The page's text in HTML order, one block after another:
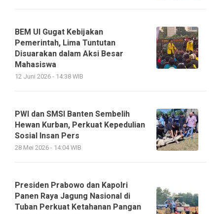
BEM UI Gugat Kebijakan
Pemerintah, Lima Tuntutan
Disuarakan dalam Aksi Besar
Mahasiswa
12 Juni 2026 - 14:38 WIB
PWI dan SMSI Banten Sembelih
Hewan Kurban, Perkuat Kepedulian
Sosial Insan Pers
28 Mei 2026 - 14:04 WIB
Presiden Prabowo dan Kapolri
Panen Raya Jagung Nasional di
Tuban Perkuat Ketahanan Pangan